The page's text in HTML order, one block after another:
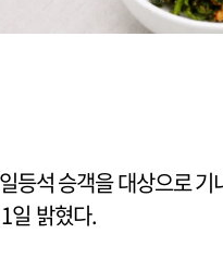
등석 승객을 대상으로 기
일 밝혔다.